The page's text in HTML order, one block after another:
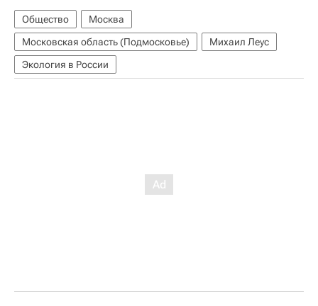
Общество
Москва
Московская область (Подмосковье)
Михаил Леус
Экология в России